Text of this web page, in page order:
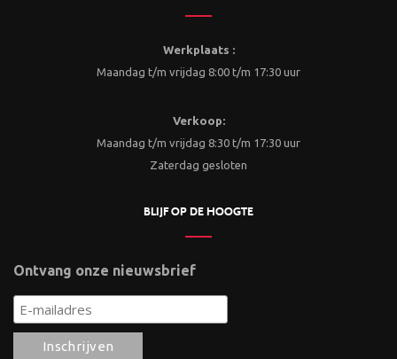
Werkplaats :
Maandag t/m vrijdag 8:00 t/m 17:30 uur
Verkoop:
Maandag t/m vrijdag 8:30 t/m 17:30 uur
Zaterdag gesloten
BLIJF OP DE HOOGTE
Ontvang onze nieuwsbrief